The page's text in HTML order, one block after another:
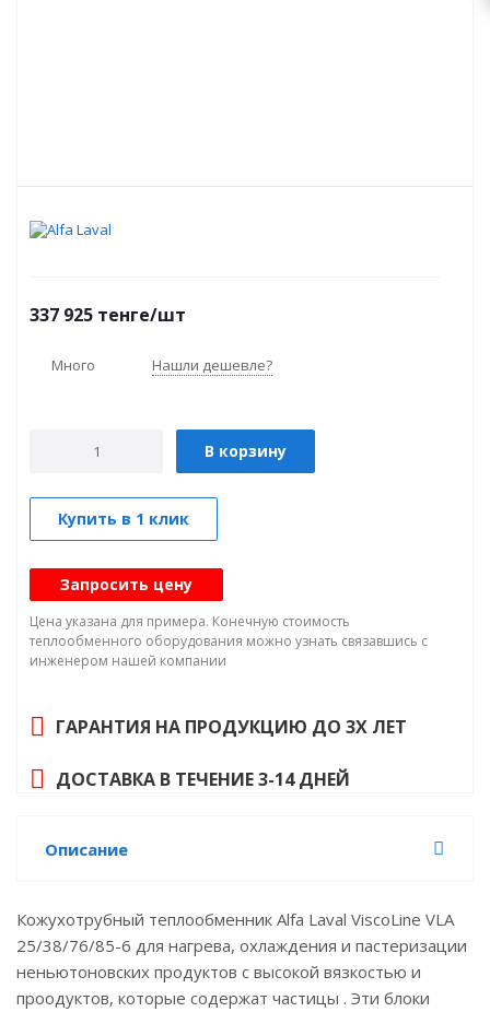
337 925 тенге/шт
Много Нашли дешевле?
В корзину
Купить в 1 клик
Запросить цену
Цена указана для примера. Конечную стоимость
теплообменного оборудования можно узнать связавшись с
инженером нашей компании
ГАРАНТИЯ НА ПРОДУКЦИЮ ДО 3Х ЛЕТ
ДОСТАВКА В ТЕЧЕНИЕ 3-14 ДНЕЙ
Описание
Кожухотрубный теплообменник Alfa Laval ViscoLine VLA
25/38/76/85-6 для нагрева, охлаждения и пастеризации
неньютоновских продуктов с высокой вязкостью и
проодуктов, которые содержат частицы . Эти блоки